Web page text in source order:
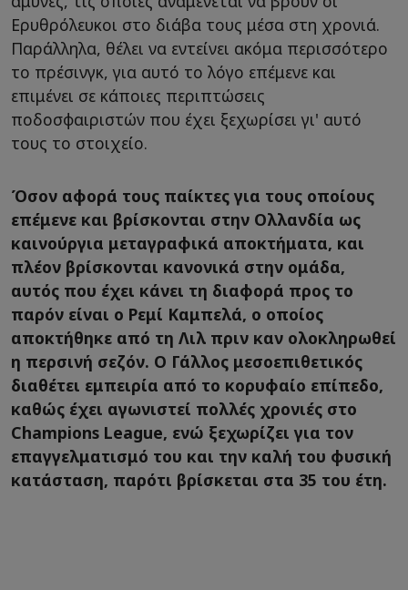
Ερυθρόλευκοι στο διάβα τους μέσα στη χρονιά.
Παράλληλα, θέλει να εντείνει ακόμα περισσότερο
το πρέσινγκ, για αυτό το λόγο επέμενε και
επιμένει σε κάποιες περιπτώσεις
ποδοσφαιριστών που έχει ξεχωρίσει γι' αυτό
τους το στοιχείο.
Όσον αφορά τους παίκτες για τους οποίους
επέμενε και βρίσκονται στην Ολλανδία ως
καινούργια μεταγραφικά αποκτήματα, και
πλέον βρίσκονται κανονικά στην ομάδα,
αυτός που έχει κάνει τη διαφορά προς το
παρόν είναι ο Ρεμί Καμπελά, ο οποίος
αποκτήθηκε από τη Λιλ πριν καν ολοκληρωθεί
η περσινή σεζόν. Ο Γάλλος μεσοεπιθετικός
διαθέτει εμπειρία από το κορυφαίο επίπεδο,
καθώς έχει αγωνιστεί πολλές χρονιές στο
Champions League, ενώ ξεχωρίζει για τον
επαγγελματισμό του και την καλή του φυσική
κατάσταση, παρότι βρίσκεται στα 35 του έτη.